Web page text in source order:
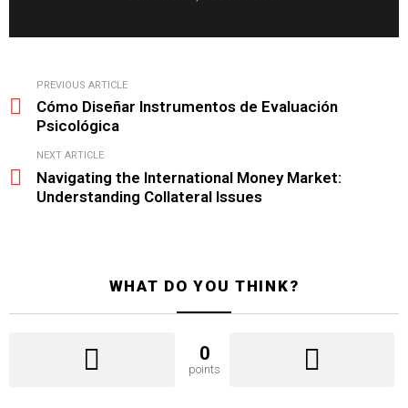
i
more
PREVIOUS ARTICLE
Cómo Diseñar Instrumentos de Evaluación
Psicológica
NEXT ARTICLE
Navigating the International Money Market:
Understanding Collateral Issues
WHAT DO YOU THINK?
0
points